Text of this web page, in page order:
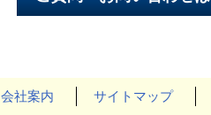
会社案内 サイトマップ